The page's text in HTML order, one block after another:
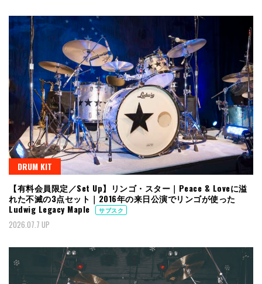
DRUM KIT
【有料会員限定／Set Up】リンゴ・スター｜Peace & Loveに溢
れた不滅の3点セット｜2016年の来日公演でリンゴが使った
Ludwig Legacy Maple
サブスク
2026.07.7 UP